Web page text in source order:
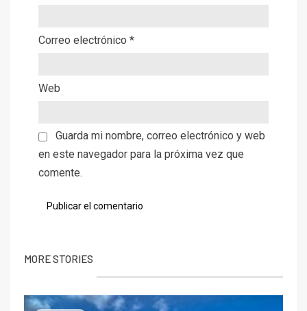
Correo electrónico *
Web
Guarda mi nombre, correo electrónico y web
en este navegador para la próxima vez que
comente.
MORE STORIES